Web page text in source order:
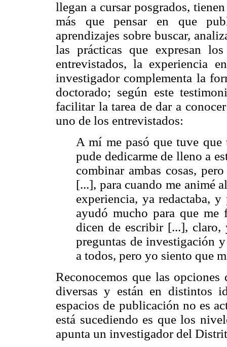
llegan a cursar posgrados,
más que pensar en que
aprendizajes sobre buscar,
las prácticas que expresan
entrevistados, la experiencia
investigador complementa la
doctorado; según este
facilitar la tarea de dar a
uno de los entrevistados:
A mí me pasó que tuve que
pude dedicarme de lleno a
combinar ambas cosas,
[...], para cuando me animé
experiencia, ya redactaba,
ayudó mucho para que me
dicen de escribir [...],
preguntas de investigación
a todos, pero yo siento que
Reconocemos que las
diversas y están en distintos
espacios de publicación no es
está sucediendo es que los
apunta un investigador del